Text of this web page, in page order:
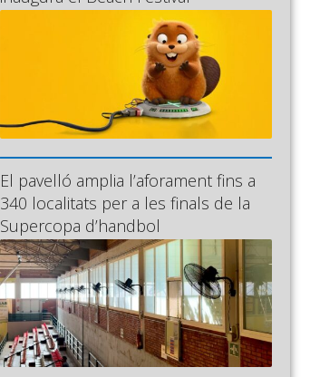
El pavelló amplia l’aforament fins a
340 localitats per a les finals de la
Supercopa d’handbol